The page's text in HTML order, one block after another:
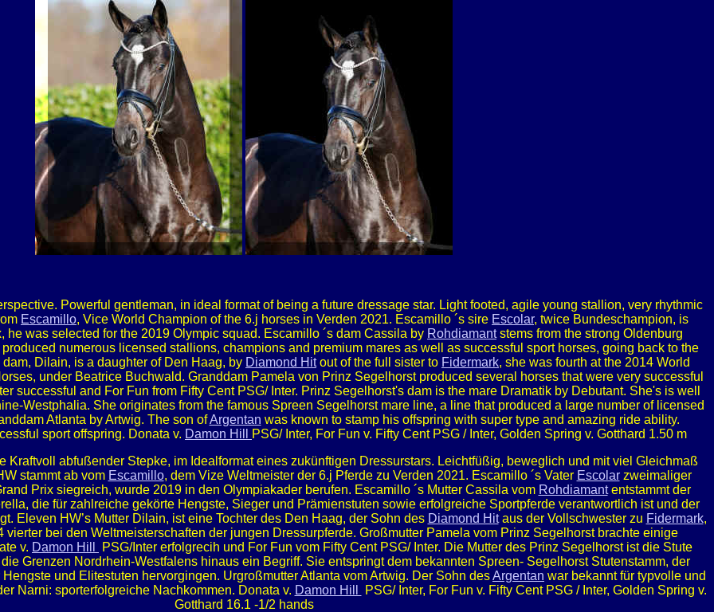
Powerful gentleman, in ideal format of being a future dressage star. Light footed, agile young stallion, very rhythmic
Escamillo, Vice World Champion of the 6.j horses in Verden 2021. Escamillo ´s sire Escolar, twice Bundeschampion, is
he was selected for the 2019 Olympic squad. Escamillo ´s dam Cassila by Rohdiamantstems from the strong Oldenburg
numerous licensed stallions, champions and premium mares as well as successful sport horses, going back to the
Dilain, is a daughter of Den Haag, by Diamond Hitout of the full sister to Fidermark, she was fourth at the 2014 World
under Beatrice Buchwald. Granddam Pamela von Prinz Segelhorst produced several horses that were very successful
successful and For Fun from Fifty Cent PSG/ Inter. Prinz Segelhorst's dam is the mare Dramatik by Debutant. She's is well
Westphalia. She originates from the famous Spreen Segelhorst mare line, a line that produced a large number of licensed
Atlanta by Artwig. The son ofArgentan was known to stamp his offspring with super type and amazing ride ability.
sport offspring. Donata v. Damon Hill
PSG/ Inter, For Fun v. Fifty Cent PSG / Inter, Golden Spring v. Gotthard 1.50 m
Kraftvoll abfußender Stepke, im Idealformat eines zukünftigen Dressurstars. Leichtfüßig, beweglich und mit viel Gleichmaß
stammt ab vom Escamillo, dem Vize Weltmeister der 6.j Pferde zu Verden 2021. Escamillo ´s Vater Escolarzweimaliger
Prix siegreich, wurde 2019 in den Olympiakader berufen. Escamillo ´s Mutter Cassila vom Rohdiamantentstammt der
die für zahlreiche gekörte Hengste, Sieger und Prämienstuten sowie erfolgreiche Sportpferde verantwortlich ist und der
Eleven HW’s Mutter Dilain, ist eine Tochter des Den Haag, der Sohn des Diamond Hitaus der Vollschwester zu Fidermark,
bei den Weltmeisterschaften der jungen Dressurpferde. Großmutter Pamela vom Prinz Segelhorst brachte einige
v. Damon Hill
PSG/Inter erfolgrecih und For Fun vom Fifty Cent PSG/ Inter. Die Mutter des Prinz Segelhorst ist die Stute
Grenzen Nordrhein-Westfalens hinaus ein Begriff. Sie entspringt dem bekannten Spreen- Segelhorst Stutenstamm, der
und Elitestuten hervorgingen. Urgroßmutter Atlanta vom Artwig. Der Sohn desArgentan war bekannt für typvolle und
Narni: sporterfolgreiche Nachkommen. Donata v. Damon Hill
PSG/ Inter, For Fun v. Fifty Cent PSG / Inter, Golden Spring v.
Gotthard 16.1 -1/2 hands